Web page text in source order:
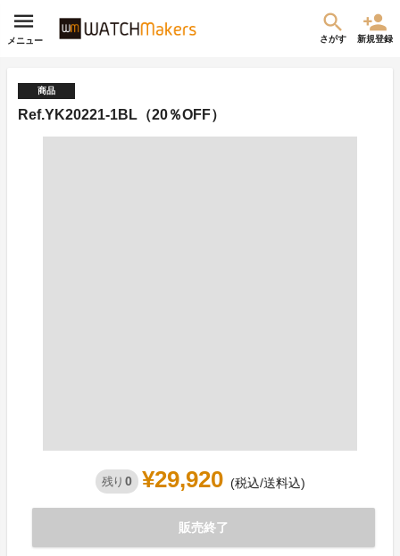
メニュー さがす 新規登録
商品
Ref.YK20221-1BL（20％OFF）
残り 0 ¥29,920 (税込/送料込)
販売終了